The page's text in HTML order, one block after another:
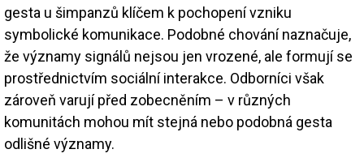
gesta u šimpanzů klíčem k pochopení vzniku
symbolické komunikace. Podobné chování naznačuje,
že významy signálů nejsou jen vrozené, ale formují se
prostřednictvím sociální interakce. Odborníci však
zároveň varují před zobecněním – v různých
komunitách mohou mít stejná nebo podobná gesta
odlišné významy.